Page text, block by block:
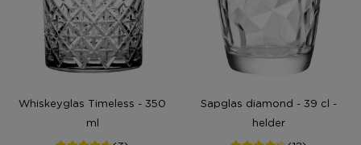
Whiskeyglas Timeless - 350
ml
Sapglas diamond - 39 cl -
helder